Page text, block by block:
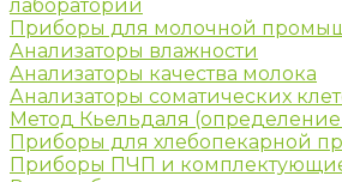
лабораторий
Приборы для молочной
Анализаторы влажности
Анализаторы качества молока
Анализаторы соматических
Метод Кьельдаля (определение
Приборы для хлебопекарной
Приборы ПЧП и